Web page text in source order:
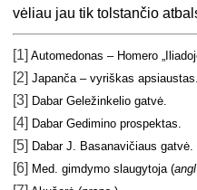
vėliau jau tik tolstančio
[1] Automedonas – Homero
[2] Japanča – vyriškas apsiaustas.
[3] Dabar Geležinkelio gatvė.
[4] Dabar Gedimino prospektas.
[5] Dabar J. Basanavičiaus gatvė.
[6] Med. gimdymo slaugytoja (angl